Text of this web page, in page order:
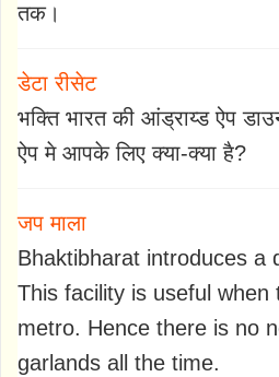
तक।
डेटा रीसेट
भक्ति भारत की आंड्राय्ड ऐप
ऐप मे आपके लिए क्या-क्या है?
जप माला
Bhaktibharat introduces a
This facility is useful when
metro. Hence there is no
garlands all the time.